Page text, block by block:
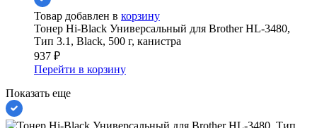
Товар добавлен в корзину
Тонер Hi-Black Универсальный для Brother HL-3480,
Тип 3.1, Black, 500 г, канистра
937 ₽
Перейти в корзину
Показать еще